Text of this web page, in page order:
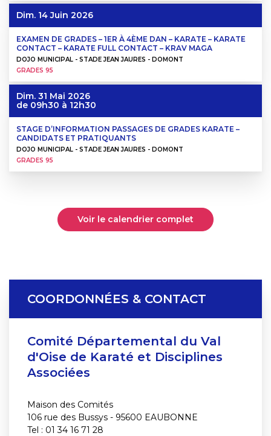
Dim. 14 Juin 2026
EXAMEN DE GRADES – 1ER À 4ÈME DAN – KARATE – KARATE
CONTACT – KARATE FULL CONTACT – KRAV MAGA
DOJO MUNICIPAL - STADE JEAN JAURES - DOMONT
GRADES 95
Dim. 31 Mai 2026
de 09h30 à 12h30
STAGE D’INFORMATION PASSAGES DE GRADES KARATE –
CANDIDATS ET PRATIQUANTS
DOJO MUNICIPAL - STADE JEAN JAURES - DOMONT
GRADES 95
Voir le calendrier complet
COORDONNÉES & CONTACT
Comité Départemental du Val
d'Oise de Karaté et Disciplines
Associées
Maison des Comités
106 rue des Bussys - 95600 EAUBONNE
Tel : 01 34 16 71 28